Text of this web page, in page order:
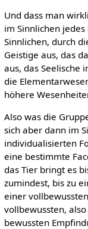
Und dass man
im Sinnlichen
Sinnlichen, durch
Geistige aus, das
aus, das Seelische
die
höhere
Also was die
sich aber dann im
individualisierten
eine bestimmte
das Tier bringt es
zumindest, bis zu
einer
vollbewussten,
bewussten